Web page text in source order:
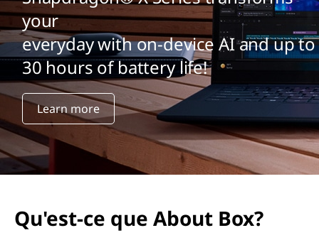
your
everyday with on-device AI and up to
30 hours of battery life!
Learn more
Qu'est-ce que About Box?